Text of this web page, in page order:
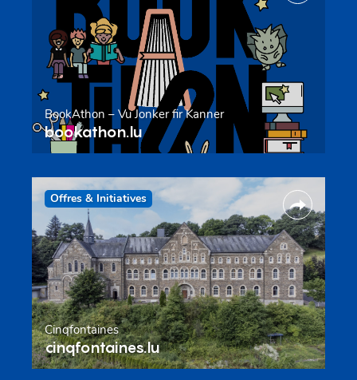
BookAthon – Vu Jonker fir Kanner
bookathon.lu
Offres & Initiatives
Cinqfontaines
cinqfontaines.lu